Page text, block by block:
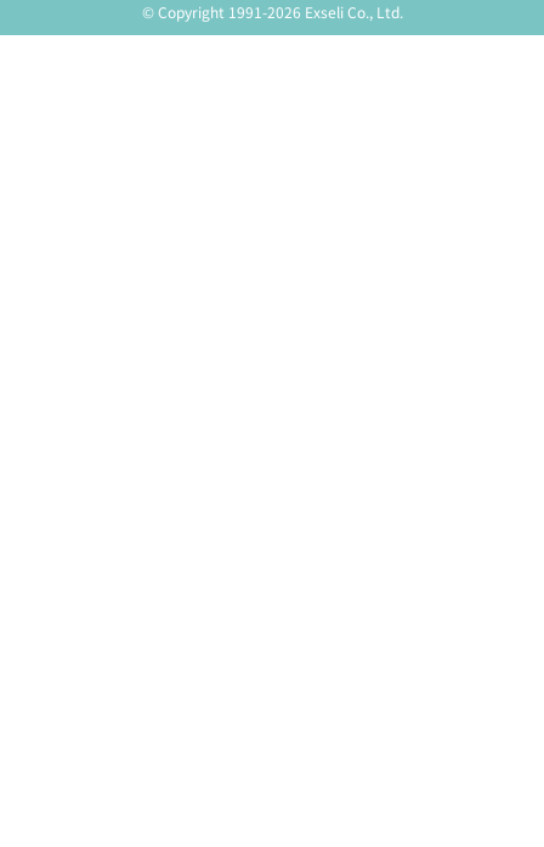
© Copyright 1991-2026 Exseli Co., Ltd.